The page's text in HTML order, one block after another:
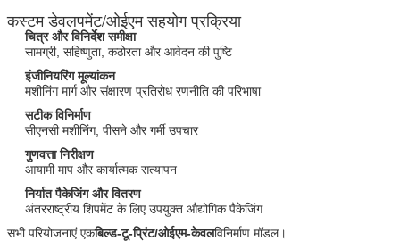
प्रस्तुत
कस्टम डेवलपमेंट/ओईएम सहयोग प्रक्रिया
चित्र और विनिर्देश समीक्षा
सामग्री, सहिष्णुता, कठोरता और आवेदन की पुष्टि
इंजीनियरिंग मूल्यांकन
मशीनिंग मार्ग और संक्षारण प्रतिरोध रणनीति की परिभाषा
सटीक विनिर्माण
सीएनसी मशीनिंग, पीसने और गर्मी उपचार
गुणवत्ता निरीक्षण
आयामी माप और कार्यात्मक सत्यापन
निर्यात पैकेजिंग और वितरण
अंतरराष्ट्रीय शिपमेंट के लिए उपयुक्त औद्योगिक पैकेजिंग
सभी परियोजनाएं एकबिल्ड-टू-प्रिंट/ओईएम-केवलविनिर्माण मॉडल।